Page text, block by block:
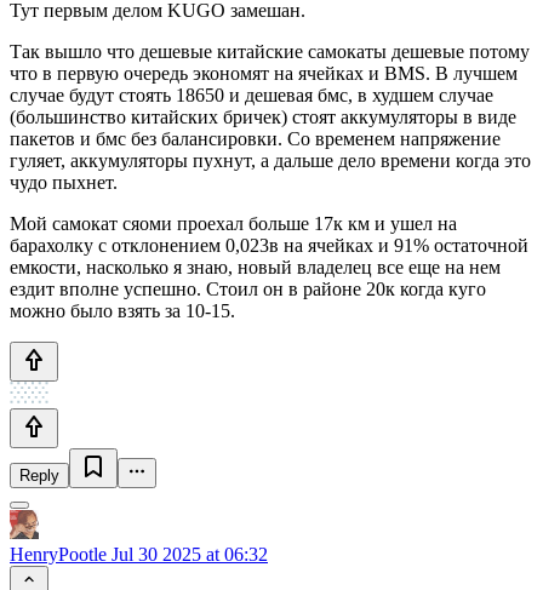
Тут первым делом KUGO замешан.
Так вышло что дешевые китайские самокаты дешевые потому
что в первую очередь экономят на ячейках и BMS. В лучшем
случае будут стоять 18650 и дешевая бмс, в худшем случае
(большинство китайских бричек) стоят аккумуляторы в виде
пакетов и бмс без балансировки. Со временем напряжение
гуляет, аккумуляторы пухнут, а дальше дело времени когда это
чудо пыхнет.
Мой самокат сяоми проехал больше 17к км и ушел на
барахолку с отклонением 0,023в на ячейках и 91% остаточной
емкости, насколько я знаю, новый владелец все еще на нем
ездит вполне успешно. Стоил он в районе 20к когда куго
можно было взять за 10-15.
Reply
HenryPootle Jul 30 2025 at 06:32